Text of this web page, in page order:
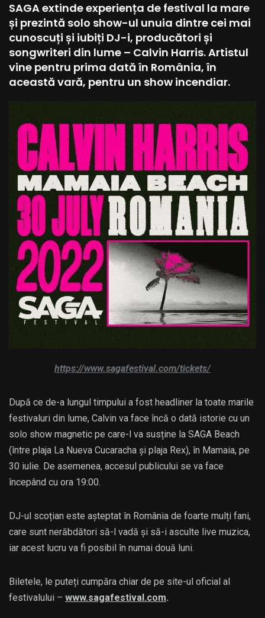
SAGA extinde experiența de festival la mare
și prezintă solo show-ul unuia dintre cei mai
cunoscuți și iubiți DJ-i, producători și
songwriteri din lume – Calvin Harris. Artistul
vine pentru prima dată în România, în
această vară, pentru un show incendiar.
https://www.sagafestival.com/tickets/
După ce de-a lungul timpului a fost headliner la toate marile
festivaluri din lume, Calvin va face încă o dată istorie cu un
solo show magnetic pe care-l va susține la SAGA Beach
(între plaja La Nueva Cucaracha și plaja Rex), în Mamaia, pe
30 iulie. De asemenea, accesul publicului se va face
începând cu ora 19:00.
DJ-ul scoțian este așteptat în România de foarte mulți fani,
care sunt nerăbdători să-l vadă și să-i asculte live muzica,
iar acest lucru va fi posibil în numai două luni.
Biletele, le puteți cumpăra chiar de pe site-ul oficial al
festivalului – www.sagafestival.com.